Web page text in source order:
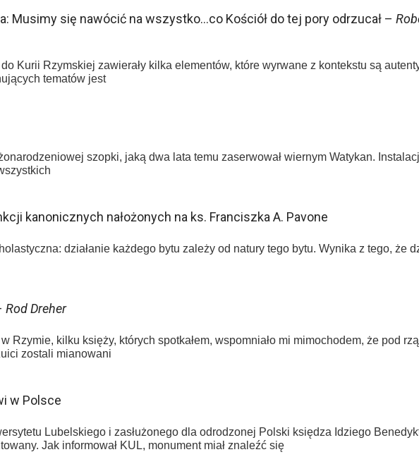
Musimy się nawócić na wszystko…co Kościół do tej pory odrzucał –
Kurii Rzymskiej zawierały kilka elementów, które wyrwane z kontekstu są
tematów jest
szopki, jaką dwa lata temu zaserwował wiernym Watykan.
kanonicznych nałożonych na ks. Franciszka A. Pavone
działanie każdego bytu zależy od natury tego bytu. Wynika z tego, że
Rod Dreher
Rzymie, kilku księży, których spotkałem, wspomniało mi mimochodem, że pod
zostali mianowani
w Polsce
Lubelskiego i zasłużonego dla odrodzonej Polski księdza Idziego
Jak informował KUL, monument miał znaleźć się